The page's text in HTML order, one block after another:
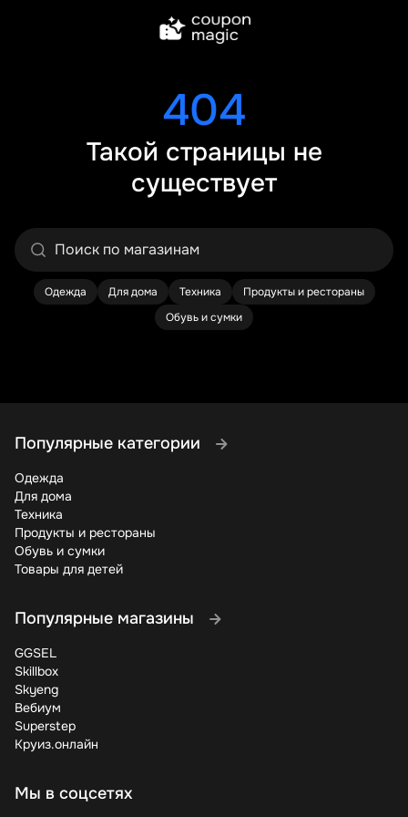
404
Такой страницы не
существует
Одежда Для дома Техника
Продукты и рестораны
Обувь и сумки
Популярные категории
Одежда
Для дома
Техника
Продукты и рестораны
Обувь и сумки
Товары для детей
Популярные магазины
GGSEL
Skillbox
Skyeng
Вебиум
Superstep
Круиз.онлайн
Мы в соцсетях